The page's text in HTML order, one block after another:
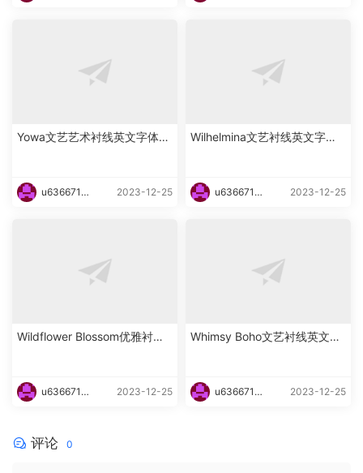
Yowa文艺艺术衬线英文字体下
u6366719
2023-12-25
Wilhelmina文艺衬线英文字体
u6366719
2023-12-25
Wildflower Blossom优雅衬线
u6366719
2023-12-25
Whimsy Boho文艺衬线英文字
u6366719
2023-12-25
评论 0